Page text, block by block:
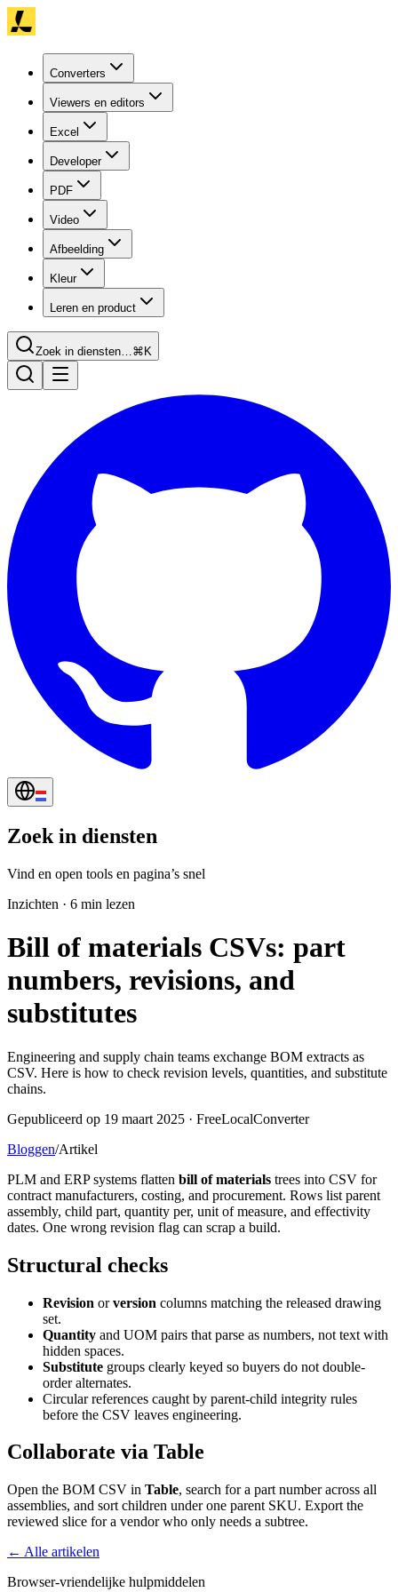
Converters
Viewers en editors
Excel
Developer
PDF
Video
Afbeelding
Kleur
Leren en product
Zoek in diensten…⌘K
Zoek in diensten
Vind en open tools en pagina’s snel
Inzichten · 6 min lezen
Bill of materials CSVs: part
numbers, revisions, and
substitutes
Engineering and supply chain teams exchange BOM extracts as
CSV. Here is how to check revision levels, quantities, and substitute
chains.
Gepubliceerd op 19 maart 2025 · FreeLocalConverter
Bloggen/Artikel
PLM and ERP systems flatten bill of materials trees into CSV for
contract manufacturers, costing, and procurement. Rows list parent
assembly, child part, quantity per, unit of measure, and effectivity
dates. One wrong revision flag can scrap a build.
Structural checks
Revision orversion columns matching the released drawing
set.
Quantity and UOM pairs that parse as numbers, not text with
hidden spaces.
Substitute groups clearly keyed so buyers do not double-
order alternates.
Circular references caught by parent-child integrity rules
before the CSV leaves engineering.
Collaborate via Table
Open the BOM CSV in Table, search for a part number across all
assemblies, and sort children under one parent SKU. Export the
reviewed slice for a vendor who only needs a subtree.
← Alle artikelen
Browser-vriendelijke hulpmiddelen